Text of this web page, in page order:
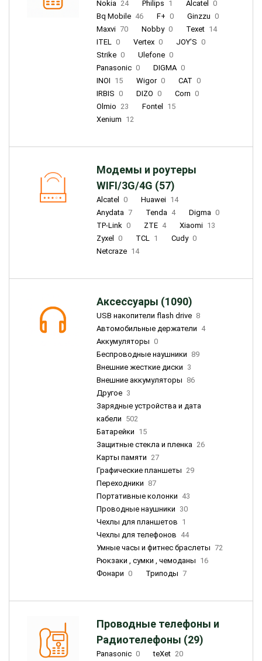
Nokia 24 Philips 1 Alcatel
0
Bq Mobile 46 F+ 0 Ginzzu 0
Maxvi 70 Nobby 0 Texet 14
ITEL 0 Vertex 0 JOY'S 0
Strike 0 Ulefone 0
Panasonic 0 DIGMA 0
INOI 15 Wigor 0 CAT 0
IRBIS 0 DIZO 0 Corn 0
Olmio 23 Fontel
15
Xenium 12
Модемы и роутеры
WIFI/3G/4G (57)
Alcatel 0 Huawei 14
Anydata 7 Tenda 4 Digma 0
TP-Link 0 ZTE 4 Xiaomi 13
Zyxel
0 TCL 1 Cudy 0
Netcraze 14
Аксессуары (1090)
USB накопители flash drive 8
Автомобильные держатели 4
Аккумуляторы 0
Беспроводные наушники 89
Внешние жесткие диски 3
Внешние аккумуляторы 86
Другое 3
Зарядные устройства и дата
кабели 502
Батарейки 15
Защитные стекла и пленка 26
Карты памяти 27
Графические планшеты 29
Переходники 87
Портативные колонки 43
Проводные наушники 30
Чехлы для планшетов 1
Чехлы для телефонов 44
Умные часы и фитнес браслеты 72
Рюкзаки , сумки , чемоданы 16
Фонари 0 Триподы 7
Проводные телефоны и
Радиотелефоны (29)
Panasonic 0 teXet 20